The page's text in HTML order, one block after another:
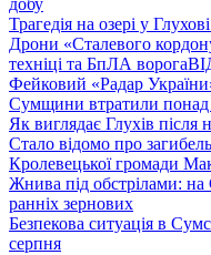
добу
Трагедія на озері у
Дрони «Сталевого
техніці та БпЛА ворога
Фейковий «Радар
Сумщини втратили понад
Як виглядає Глухів після
Стало відомо про
Кролевецької громади
Жнива під обстрілами: на
ранніх зернових
Безпекова ситуація в
серпня